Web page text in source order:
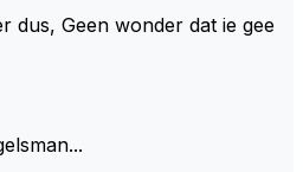
dus, Geen wonder dat ie gee